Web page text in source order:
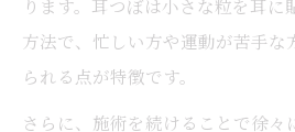
ります。耳つぼは小さな粒を耳に
方法で、忙しい方や運動が苦手な
られる点が特徴です。
さらに、施術を続けることで徐々